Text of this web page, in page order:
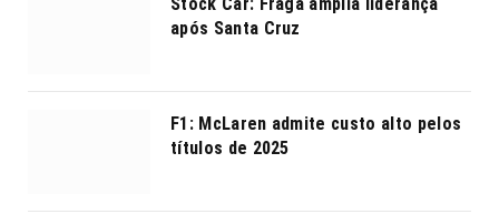
após Santa Cruz
F1: McLaren admite custo alto pelos
títulos de 2025